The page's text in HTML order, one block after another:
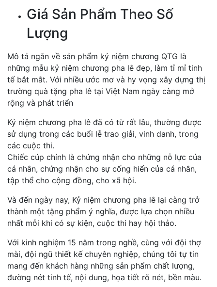
Giá Sản Phẩm Theo Số
Lượng
Mô tả ngắn về sản phẩm kỷ niệm chương QTG là
những mẫu kỷ niệm chương pha lê đẹp, làm tỉ mỉ tinh
tế bắt mắt. Với nhiều ước mơ và hy vọng xây dựng thị
trường quà tặng pha lê tại Việt Nam ngày càng mở
rộng và phát triển
Kỷ niệm chương pha lê đã có từ rất lâu, thường được
sử dụng trong các buổi lễ trao giải, vinh danh, trong
các cuộc thi.
Chiếc cúp chính là chứng nhận cho những nỗ lực của
cá nhân, chứng nhận cho sự cống hiến của cá nhân,
tập thể cho cộng đồng, cho xã hội.
Và đến ngày nay, Kỷ niệm chương pha lê lại càng trở
thành một tặng phẩm ý nghĩa, được lựa chọn nhiều
nhất mỗi khi có sự kiện, cuộc thi hay hội thảo.
Với kinh nghiệm 15 năm trong nghề, cùng với đội thợ
mài, đội ngũ thiết kế chuyên nghiệp, chúng tôi tự tin
mang đến khách hàng những sản phẩm chất lượng,
đường nét tinh tế, nội dung, họa tiết rõ nét, bền màu.